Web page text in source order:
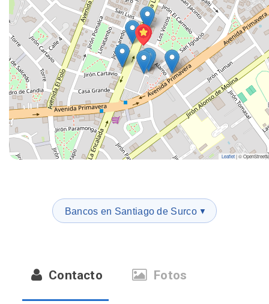
Leaflet|©
Bancos en Santiago de Surco ▼
Contacto Fotos